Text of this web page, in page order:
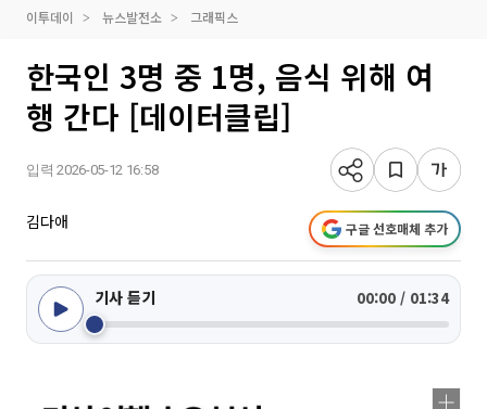
이투데이 뉴스발전소 그래픽스
한국인 3명 중 1명, 음식 위해 여
행 간다 [데이터클립]
입력 2026-05-12 16:58
김다애 구글 선호매체 추가
기사 듣기 00:00 / 01:34